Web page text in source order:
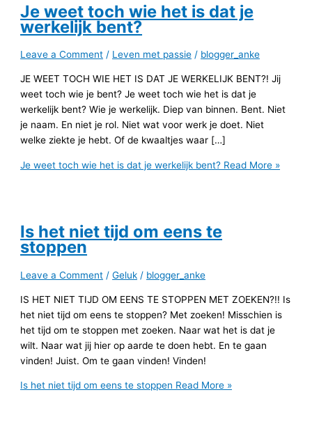
Je weet toch wie het is dat je
werkelijk bent?
Leave a Comment / Leven met passie / blogger_anke
JE WEET TOCH WIE HET IS DAT JE WERKELIJK BENT?! Jij
weet toch wie je bent? Je weet toch wie het is dat je
werkelijk bent? Wie je werkelijk. Diep van binnen. Bent. Niet
je naam. En niet je rol. Niet wat voor werk je doet. Niet
welke ziekte je hebt. Of de kwaaltjes waar […]
Je weet toch wie het is dat je werkelijk bent? Read More »
Is het niet tijd om eens te
stoppen
Leave a Comment /Geluk / blogger_anke
IS HET NIET TIJD OM EENS TE STOPPEN MET ZOEKEN?!! Is
het niet tijd om eens te stoppen? Met zoeken! Misschien is
het tijd om te stoppen met zoeken. Naar wat het is dat je
wilt. Naar wat jij hier op aarde te doen hebt. En te gaan
vinden! Juist. Om te gaan vinden! Vinden!
Is het niet tijd om eens te stoppen Read More »